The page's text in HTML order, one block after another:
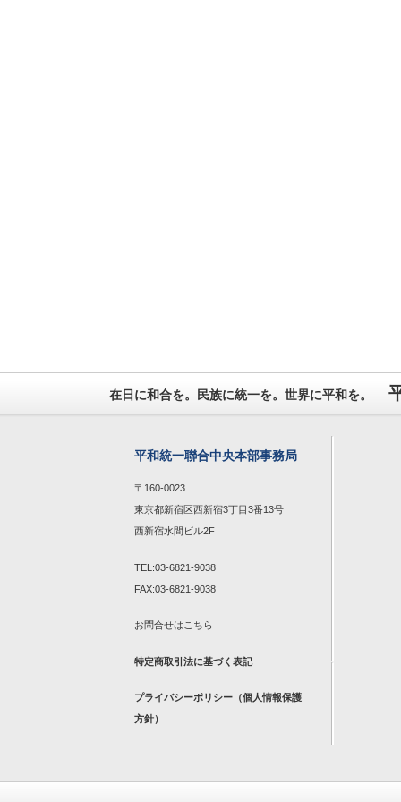
在日に和合を。民族に統一を。世界に平和を。
平和統一聯合中央本部事務局
〒160-0023
東京都新宿区西新宿3丁目3番13号
西新宿水間ビル2F
TEL:03-6821-9038
FAX:03-6821-9038
お問合せは こちら
特定商取引法に基づく表記
プライバシーポリシー（個人情報保護
方針）